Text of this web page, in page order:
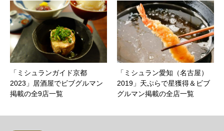
「ミシュランガイド京都
2023」居酒屋でビブグルマン
掲載の全9店一覧
「ミシュラン愛知（名古屋）
2019」天ぷらで星獲得＆ビブ
グルマン掲載の全店一覧